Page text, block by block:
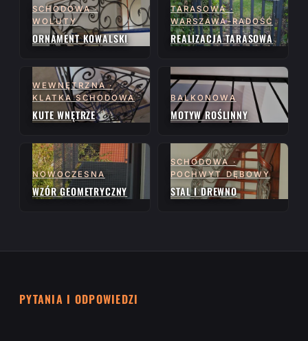
SCHODOWA ·
WOLUTY
ORNAMENT KOWALSKI
TARASOWA ·
WARSZAWA-RADOŚĆ
REALIZACJA TARASOWA
WEWNĘTRZNA ·
KLATKA SCHODOWA
KUTE WNĘTRZE
BALKONOWA
MOTYW ROŚLINNY
NOWOCZESNA
WZÓR GEOMETRYCZNY
SCHODOWA ·
POCHWYT DĘBOWY
STAL I DREWNO
PYTANIA I ODPOWIEDZI